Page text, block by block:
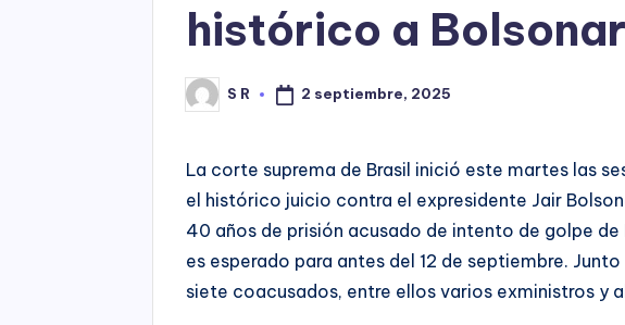
histórico a
Posted
by
S R 2 septiembre, 2025
La corte suprema de Brasil inició este martes las
el histórico juicio contra el expresidente Jair
40 años de prisión acusado de intento de golpe
es esperado para antes del 12 de septiembre.
siete coacusados, entre ellos varios exministros y